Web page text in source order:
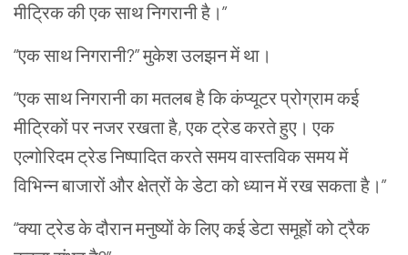
मीट्रिक की एक साथ निगरानी है।”
“एक साथ निगरानी?” मुकेश उलझन में था।
“एक साथ निगरानी का मतलब है कि कंप्यूटर प्रोग्राम कई
मीट्रिकों पर नजर रखता है, एक ट्रेड करते हुए। एक
एल्गोरिदम ट्रेड निष्पादित करते समय वास्तविक समय में
विभिन्न बाजारों और क्षेत्रों के डेटा को ध्यान में रख सकता है।”
“क्या ट्रेड के दौरान मनुष्यों के लिए कई डेटा समूहों को ट्रैक